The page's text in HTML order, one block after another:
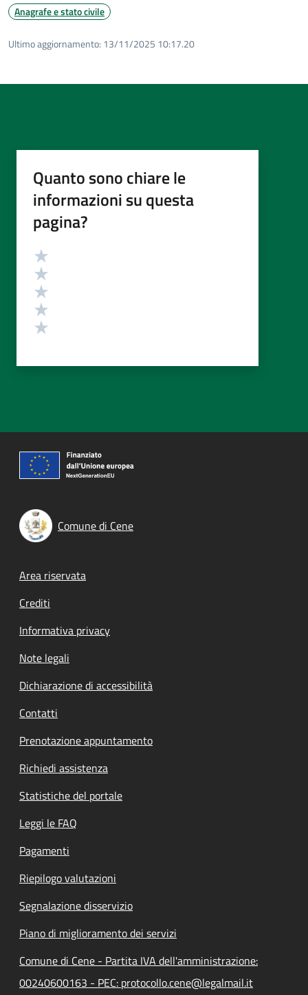
Anagrafe e stato civile
Ultimo aggiornamento: 13/11/2025 10:17.20
Quanto sono chiare le
informazioni su questa
pagina?
Valutazione
Comune di Cene
Footer menu
Area riservata
Crediti
Informativa privacy
Note legali
Dichiarazione di accessibilità
Contatti
Prenotazione appuntamento
Richiedi assistenza
Statistiche del portale
Leggi le FAQ
Pagamenti
Riepilogo valutazioni
Segnalazione disservizio
Piano di miglioramento dei servizi
Comune di Cene - Partita IVA dell'amministrazione:
00240600163 - PEC: protocollo.cene@legalmail.it